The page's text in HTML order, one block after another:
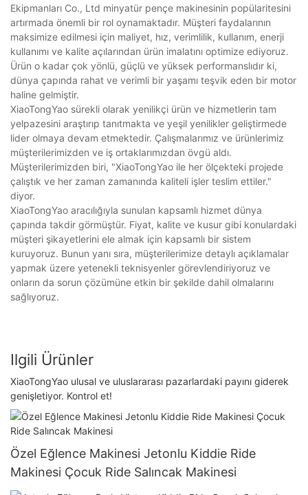
Ekipmanları Co., Ltd minyatür pençe makinesinin popülaritesini
artırmada önemli bir rol oynamaktadır. Müşteri faydalarının
maksimize edilmesi için maliyet, hız, verimlilik, kullanım, enerji
kullanımı ve kalite açılarından ürün imalatını optimize ediyoruz.
Ürün o kadar çok yönlü, güçlü ve yüksek performanslıdır ki,
dünya çapında rahat ve verimli bir yaşamı teşvik eden bir motor
haline gelmiştir.
XiaoTongYao sürekli olarak yenilikçi ürün ve hizmetlerin tam
yelpazesini araştırıp tanıtmakta ve yeşil yenilikler geliştirmede
lider olmaya devam etmektedir. Çalışmalarımız ve ürünlerimiz
müşterilerimizden ve iş ortaklarımızdan övgü aldı.
Müşterilerimizden biri, "XiaoTongYao ile her ölçekteki projede
çalıştık ve her zaman zamanında kaliteli işler teslim ettiler."
diyor.
XiaoTongYao aracılığıyla sunulan kapsamlı hizmet dünya
çapında takdir görmüştür. Fiyat, kalite ve kusur gibi konulardaki
müşteri şikayetlerini ele almak için kapsamlı bir sistem
kuruyoruz. Bunun yanı sıra, müşterilerimize detaylı açıklamalar
yapmak üzere yetenekli teknisyenler görevlendiriyoruz ve
onların da sorun çözümüne etkin bir şekilde dahil olmalarını
sağlıyoruz.
Ilgili Ürünler
XiaoTongYao ulusal ve uluslararası pazarlardaki payını giderek
genişletiyor. Kontrol et!
Özel Eğlence Makinesi Jetonlu Kiddie Ride
Makinesi Çocuk Ride Salıncak Makinesi